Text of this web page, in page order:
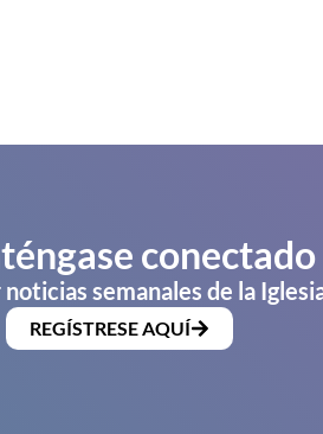
conectado
semanales de la
REGÍSTRESE AQUÍ